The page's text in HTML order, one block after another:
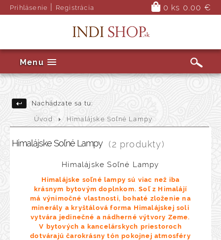
Prihlásenie Registrácia 0 ks 0.00 €
Menu
Nachádzate sa tu:
Úvod Himalájske Soľné Lampy
Himalájske Soľné Lampy(2 produkty)
Himalájske Soľné Lampy
Himalájske soľné lampy sú viac než iba
krásnym bytovým doplnkom. Soľ z Himalájí
má výnimočné vlastnosti, bohaté zloženie na
minerály a kryštálová forma Himalájskej soli
vytvára jedinečné a nádherné výtvory Zeme.
V bytových a kancelárskych priestoroch
dotvárajú čarokrásny tón pokojnej atmosféry